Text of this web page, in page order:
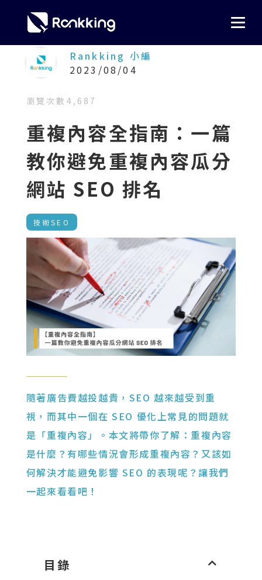
Rankking 小編
2023/08/04
瀏覽次數 4,687
重複內容全指南：一篇
教你避免重複內容瓜分
網站 SEO 排名
技術SEO
隨著廣告費越投越貴，SEO 越來越受到重
視，而其中一個在 SEO 優化上常見的問題就
是「重複內容」。本文將帶你了解：重複內容
是什麼？有哪些情況會形成重複內容？又該如
何解決才能避免影響 SEO 的表現呢？讓我們
一起來看看吧！
目錄